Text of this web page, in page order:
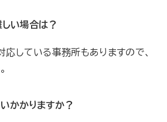
い場合は？
している事務所もありますので、
かかりますか？